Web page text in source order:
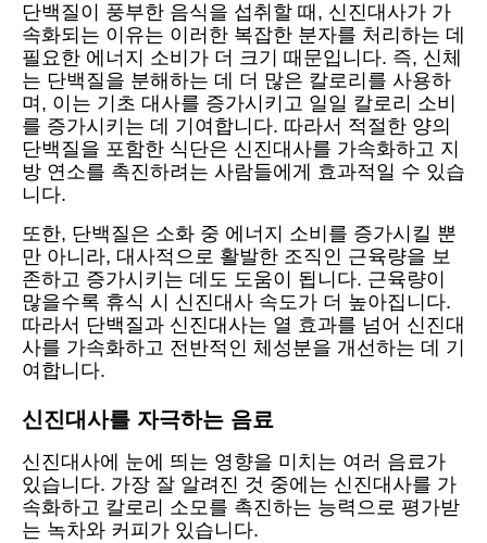
단백질이 풍부한 음식을 섭취할 때, 신진대사가 가
속화되는 이유는 이러한 복잡한 분자를 처리하는 데
필요한 에너지 소비가 더 크기 때문입니다. 즉, 신체
는 단백질을 분해하는 데 더 많은 칼로리를 사용하
며, 이는 기초 대사를 증가시키고 일일 칼로리 소비
를 증가시키는 데 기여합니다. 따라서 적절한 양의
단백질을 포함한 식단은 신진대사를 가속화하고 지
방 연소를 촉진하려는 사람들에게 효과적일 수 있습
니다.
또한, 단백질은 소화 중 에너지 소비를 증가시킬 뿐
만 아니라, 대사적으로 활발한 조직인 근육량을 보
존하고 증가시키는 데도 도움이 됩니다. 근육량이
많을수록 휴식 시 신진대사 속도가 더 높아집니다.
따라서 단백질과 신진대사는 열 효과를 넘어 신진대
사를 가속화하고 전반적인 체성분을 개선하는 데 기
여합니다.
신진대사를 자극하는 음료
신진대사에 눈에 띄는 영향을 미치는 여러 음료가
있습니다. 가장 잘 알려진 것 중에는 신진대사를 가
속화하고 칼로리 소모를 촉진하는 능력으로 평가받
는 녹차와 커피가 있습니다.